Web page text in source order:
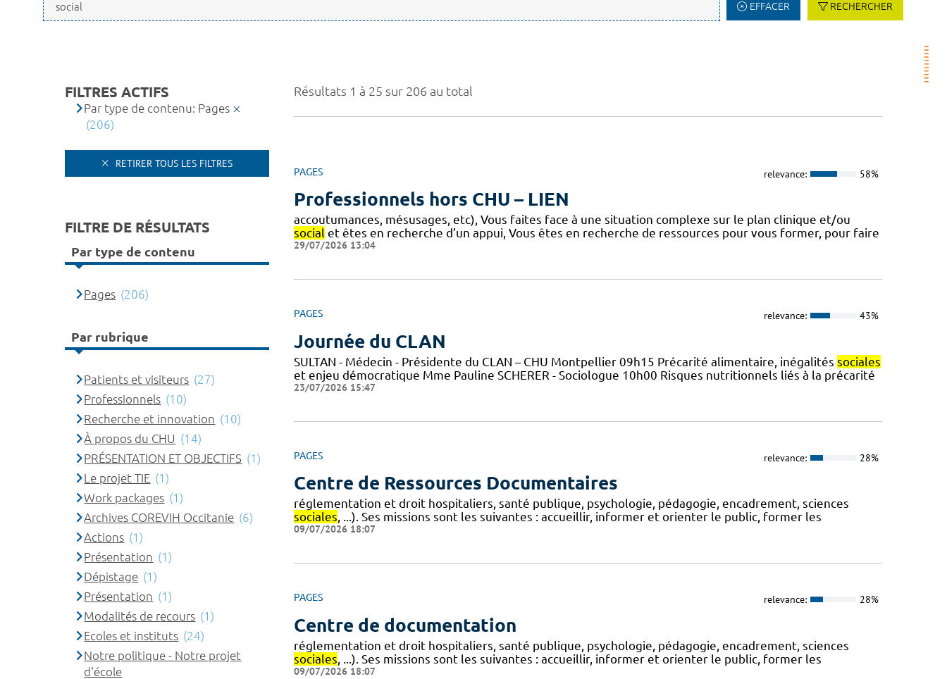
EFFACER RECHERCHER
Résultats 1 à 25 sur 206 au total
PAGES relevance: 58%
Professionnels hors CHU – LIEN
accoutumances, mésusages, etc), Vous faites face à une situation complexe sur le plan clinique et/ou
social et êtes en recherche d’un appui, Vous êtes en recherche de ressources pour vous former, pour faire
29/07/2026 13:04
PAGES relevance: 43%
Journée du CLAN
SULTAN - Médecin - Présidente du CLAN – CHU Montpellier 09h15 Précarité alimentaire, inégalités sociales
et enjeu démocratique Mme Pauline SCHERER - Sociologue 10h00 Risques nutritionnels liés à la précarité
23/07/2026 15:47
PAGES relevance: 28%
Centre de Ressources Documentaires
réglementation et droit hospitaliers, santé publique, psychologie, pédagogie, encadrement, sciences
sociales, ...). Ses missions sont les suivantes : accueillir, informer et orienter le public, former les
09/07/2026 18:07
PAGES relevance: 28%
Centre de documentation
réglementation et droit hospitaliers, santé publique, psychologie, pédagogie, encadrement, sciences
sociales, ...). Ses missions sont les suivantes : accueillir, informer et orienter le public, former les
09/07/2026 18:07
FILTRES ACTIFS
Par type de contenu: Pages
(206)
RETIRER TOUS LES FILTRES
FILTRE DE RÉSULTATS
Par type de contenu
Pages (206)
Par rubrique
Patients et visiteurs (27)
Professionnels (10)
Recherche et innovation (10)
À propos du CHU (14)
PRÉSENTATION ET OBJECTIFS (1)
Le projet TIE (1)
Work packages (1)
Archives COREVIH Occitanie (6)
Actions (1)
Présentation (1)
Dépistage (1)
Présentation (1)
Modalités de recours (1)
Ecoles et instituts (24)
Notre politique - Notre projet
d'école